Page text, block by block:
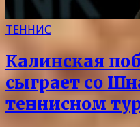
ТЕННИС
Калинская
сыграет со
теннисном